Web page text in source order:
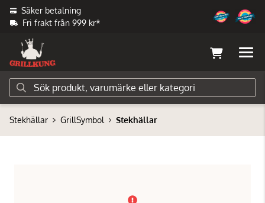
Säker betalning
Fri frakt från 999 kr*
Stekhällar GrillSymbol Stekhällar